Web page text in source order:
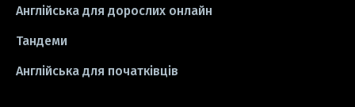
Англійська для дорослих онлайн
Тандеми
Англійська для початківців